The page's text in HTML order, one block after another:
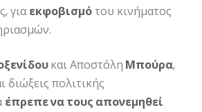
γιαεκφοβισμότου κινήματος
και Αποστόλη Μπούρα,
διώξεις πολιτικής
έπρεπε να τους απονεμηθεί